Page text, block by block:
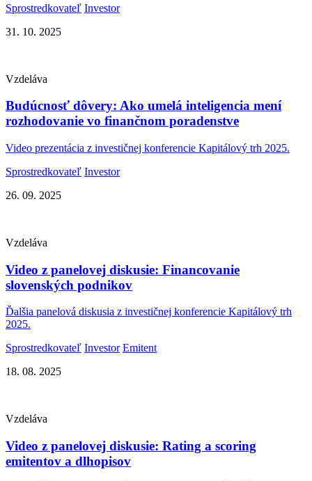
Sprostredkovateľ Investor
31. 10. 2025
Vzdeláva
Budúcnosť dôvery: Ako umelá inteligencia mení
rozhodovanie vo finančnom poradenstve
Video prezentácia z investičnej konferencie Kapitálový trh 2025.
Sprostredkovateľ Investor
26. 09. 2025
Vzdeláva
Video z panelovej diskusie: Financovanie
slovenských podnikov
Ďalšia panelová diskusia z investičnej konferencie Kapitálový trh
2025.
Sprostredkovateľ Investor Emitent
18. 08. 2025
Vzdeláva
Video z panelovej diskusie: Rating a scoring
emitentov a dlhopisov